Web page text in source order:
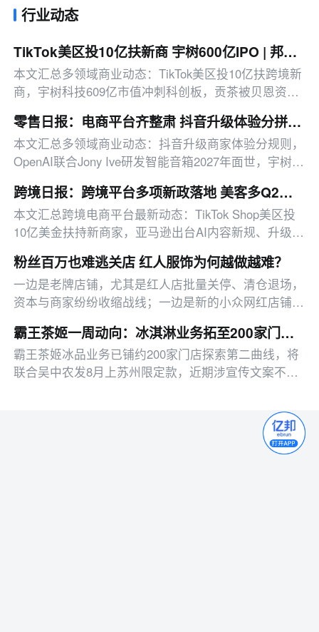
行业动态
TikTok美区投10亿扶新商 宇树600亿IPO | 邦小白日报
本文汇总多领域商业动态：TikTok美区投10亿扶跨境新
商，宇树科技609亿市值冲刺科创板，贡茶被贝恩资本
零售日报：电商平台齐整肃 抖音升级体验分拼多多打击虚假宣传
本文汇总多领域商业动态：抖音升级商家体验分规则，
OpenAI联合Jony Ive研发智能音箱2027年面世，宇树科
跨境日报：跨境平台多项新政落地 美客多Q2营收同比增50%
本文汇总跨境电商平台最新动态：TikTok Shop美区投
10亿美金扶持新商家，亚马逊出台AI内容新规、升级卖
粉丝百万也难逃关店 红人服饰为何越做越难？
一边是老牌店铺，尤其是红人店批量关停、清仓退场，
资本与商家纷纷收缩战线；一边是新的小众网红店铺不
一退一进，网红服饰电商的未来将走向何处？
霸王茶姬一周动向：冰淇淋业务拓至200家门店 苏州白兰花限定款将上市
霸王茶姬冰品业务已铺约200家门店探索第二曲线，将
联合吴中农发8月上苏州限定款，近期涉宣传文案不当